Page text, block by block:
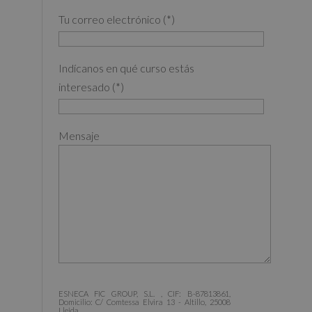
Tu correo electrónico (*)
Indícanos en qué curso estás
interesado (*)
Mensaje
ESNECA FIC GROUP, S.L. , CIF: B-87813861,
Domicilio: C/ Comtessa Elvira 13 - Altillo, 25008